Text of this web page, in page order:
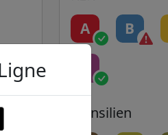
A B
Transilien